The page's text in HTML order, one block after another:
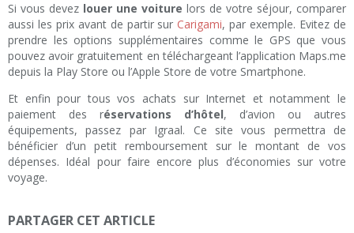
Si vous devez louer une voiture lors de votre séjour, comparer
aussi les prix avant de partir sur Carigami, par exemple. Evitez de
prendre les options supplémentaires comme le GPS que vous
pouvez avoir gratuitement en téléchargeant l’application Maps.me
depuis la Play Store ou l’Apple Store de votre Smartphone.
Et enfin pour tous vos achats sur Internet et notamment le
paiement des réservations d’hôtel, d’avion ou autres
équipements, passez par Igraal. Ce site vous permettra de
bénéficier d’un petit remboursement sur le montant de vos
dépenses. Idéal pour faire encore plus d’économies sur votre
voyage.
PARTAGER CET ARTICLE